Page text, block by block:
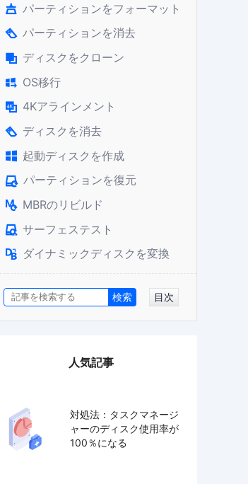
 パーティションをフォーマット
 パーティションを消去
 ディスクをクローン
 OS移行
 4Kアラインメント
 ディスクを消去
 起動ディスクを作成
 パーティションを復元
 MBRのリビルド
 サーフェステスト
 ダイナミックディスクを変換
目次
人気記事
対処法：タスクマネージ
ャーのディスク使用率が
100％になる